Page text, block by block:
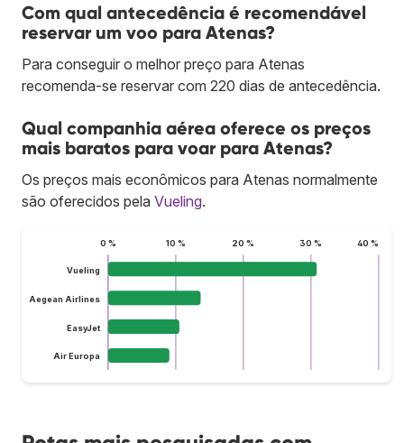
Com qual antecedência é recomendável
reservar um voo para Atenas?
Para conseguir o melhor preço para Atenas
recomenda-se reservar com 220 dias de antecedência.
Qual companhia aérea oferece os preços
mais baratos para voar para Atenas?
Os preços mais econômicos para Atenas normalmente
são oferecidos pela Vueling.
0 % 10 % 20 % 30 % 40 %
Vueling
Aegean Airlines
EasyJet
Air Europa